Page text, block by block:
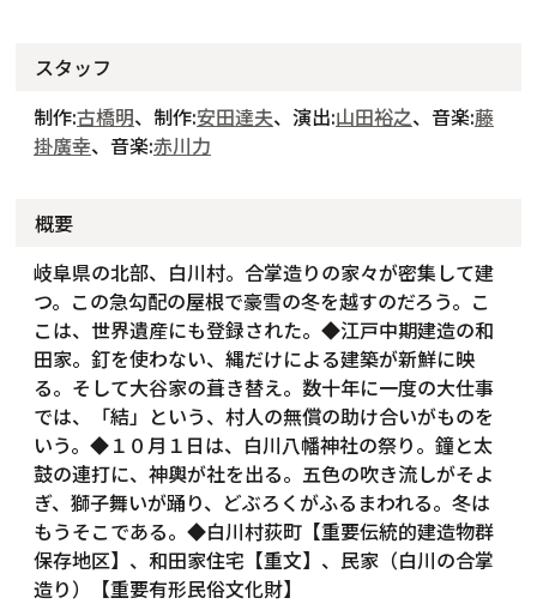
スタッフ
制作:古橋明、制作:安田達夫、演出:山田裕之、音楽:藤
掛廣幸、音楽:赤川力
概要
岐阜県の北部、白川村。合掌造りの家々が密集して建
つ。この急勾配の屋根で豪雪の冬を越すのだろう。こ
こは、世界遺産にも登録された。◆江戸中期建造の和
田家。釘を使わない、縄だけによる建築が新鮮に映
る。そして大谷家の葺き替え。数十年に一度の大仕事
では、「結」という、村人の無償の助け合いがものを
いう。◆１０月１日は、白川八幡神社の祭り。鐘と太
鼓の連打に、神輿が社を出る。五色の吹き流しがそよ
ぎ、獅子舞いが踊り、どぶろくがふるまわれる。冬は
もうそこである。◆白川村荻町【重要伝統的建造物群
保存地区】、和田家住宅【重文】、民家（白川の合掌
造り）【重要有形民俗文化財】